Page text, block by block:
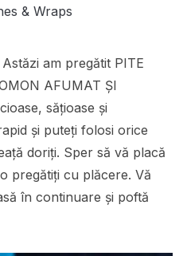
& Wraps
am pregătit PITE
AFUMAT ȘI
sățioase și
și puteți folosi orice
doriți. Sper să vă placă
pregătiți cu plăcere. Vă
în continuare și poftă